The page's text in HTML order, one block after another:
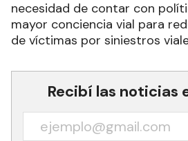
necesidad de contar con
mayor conciencia vial para
de víctimas por siniestros
Recibí las noticias